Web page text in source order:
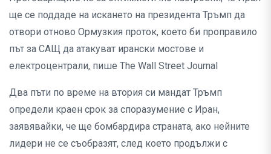
ще се поддаде на искането на президента Тръмп да
отвори отново Ормузкия проток, което би проправило
път за САЩ да атакуват ирански мостове и
електроцентрали, пише The Wall Street Journal
Два пъти по време на втория си мандат Тръмп
определи краен срок за споразумение с Иран,
заявявайки, че ще бомбардира страната, ако нейните
лидери не се съобразят, след което продължи с